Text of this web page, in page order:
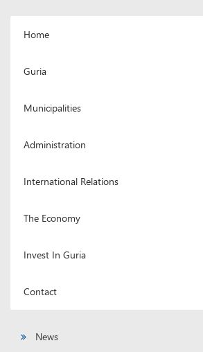
Home
Guria
Municipalities
Administration
International Relations
The Economy
Invest In Guria
Contact
News